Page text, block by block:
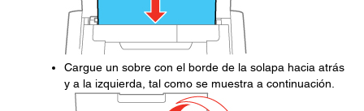
Cargue un sobre con el borde de la solapa hacia atrás
y a la izquierda, tal como se muestra a continuación.